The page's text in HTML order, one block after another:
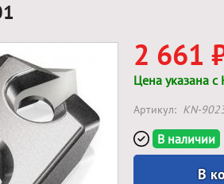
2 661
Цена указана
Артикул: KN-
В наличии
В